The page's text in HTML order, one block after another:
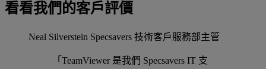
看看我們的客戶評價
Neal Silverstein Specsavers 技術客戶服務部主管
「TeamViewer 是我們 Specsavers IT 支